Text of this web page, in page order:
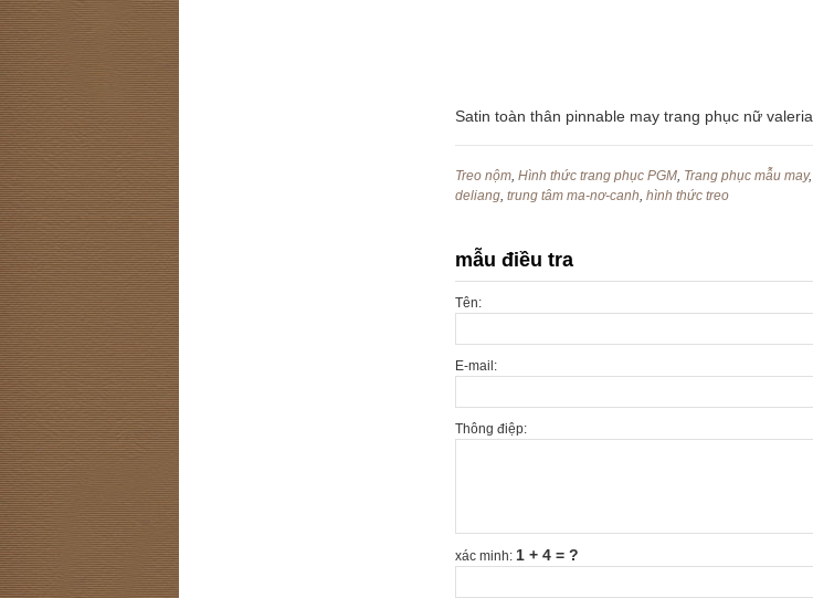
Satin toàn thân pinnable may trang phục nữ valeria
Treo nộm, Hình thức trang phục PGM, Trang phục mẫu may,
deliang, trung tâm ma-nơ-canh, hình thức treo
mẫu điều tra
Tên:
E-mail:
Thông điệp:
xác minh: 1 + 4 = ?